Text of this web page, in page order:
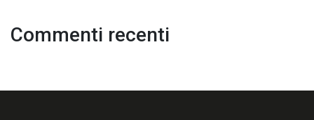
Commenti recenti